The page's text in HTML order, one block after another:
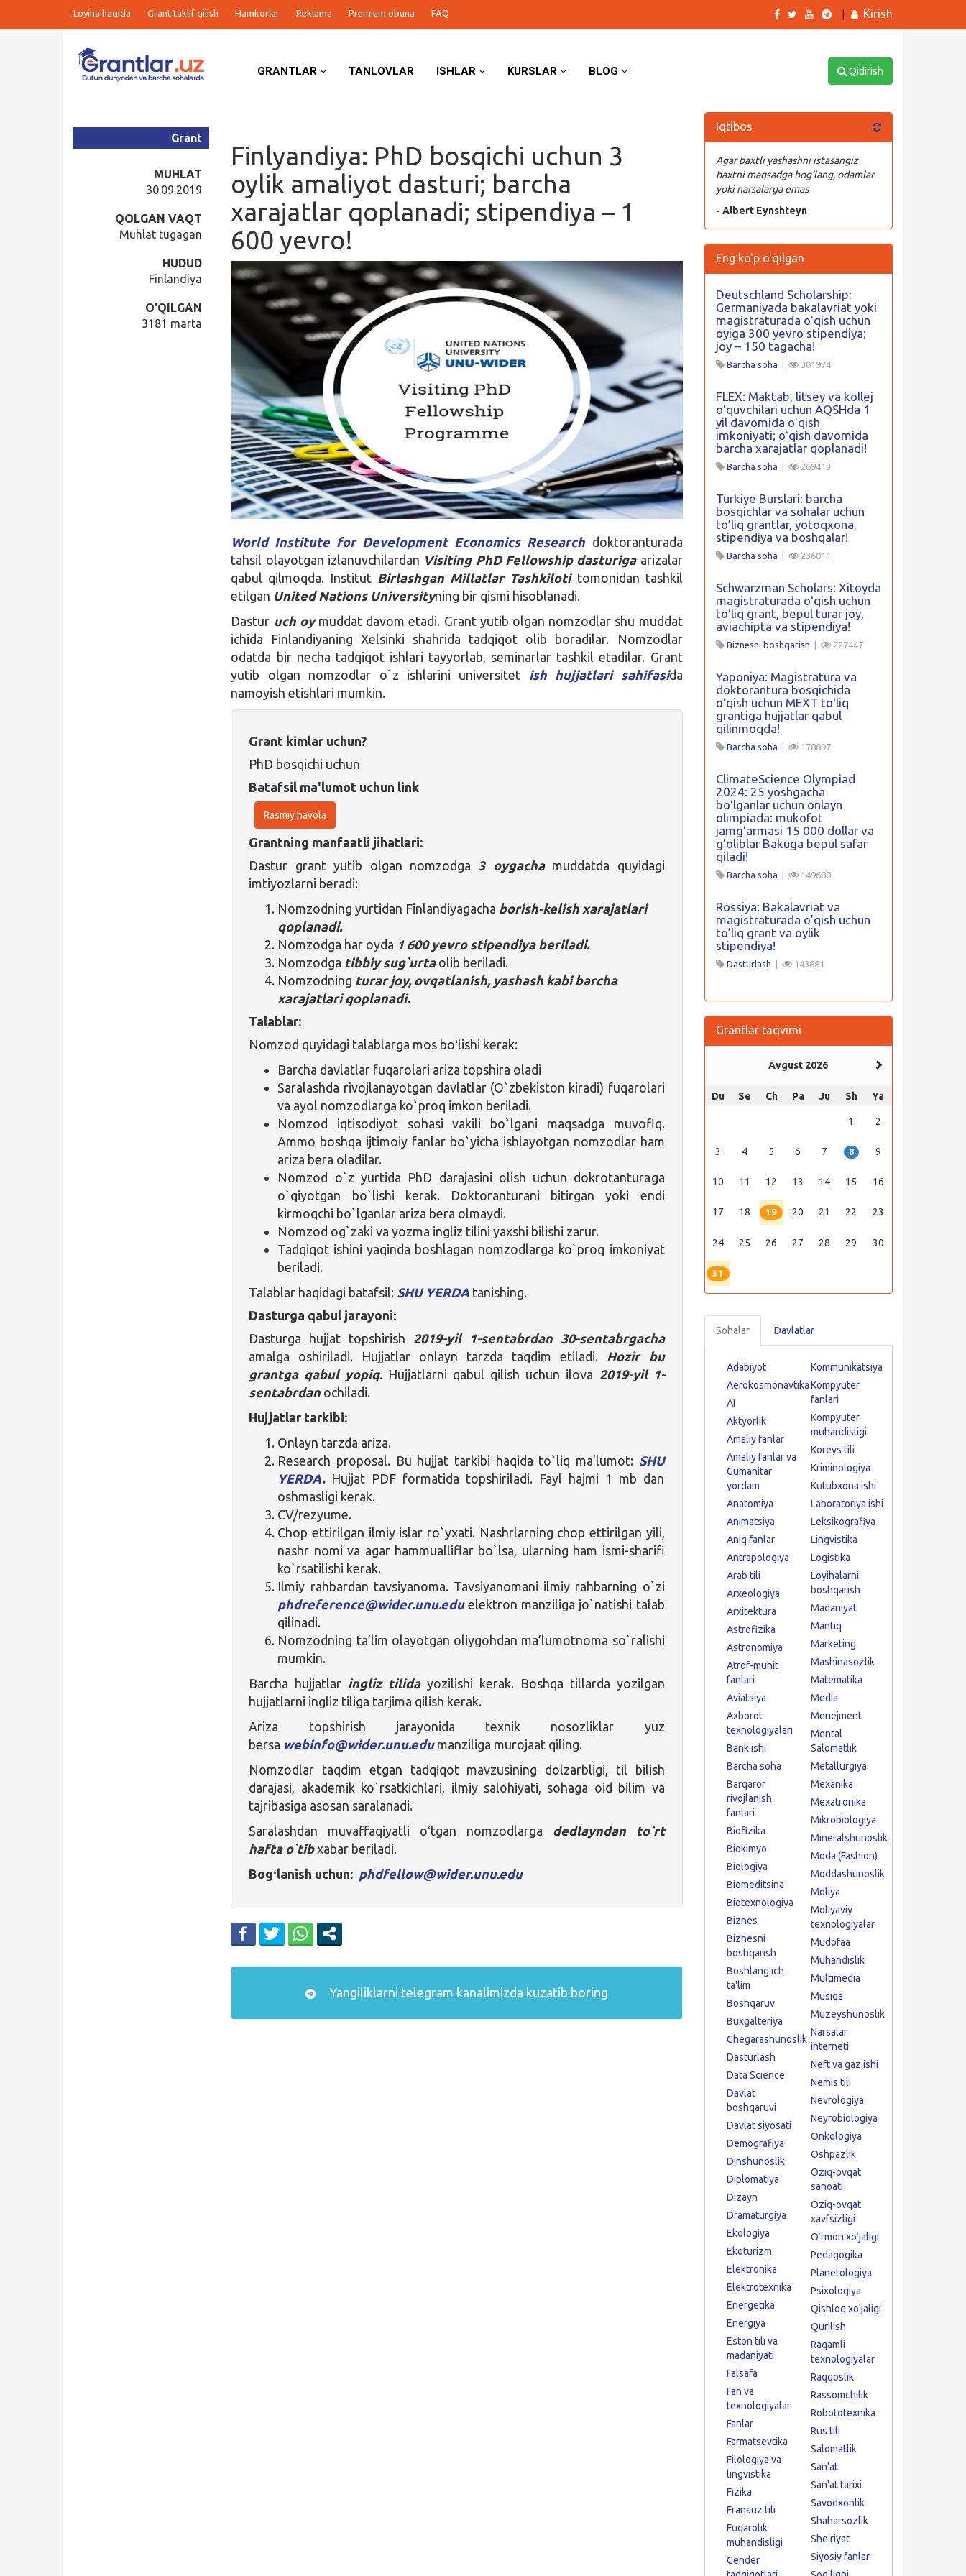
Loyiha haqida Grant taklif qilish Hamkorlar Reklama Premium obuna FAQ Kirish
GRANTLAR TANLOVLAR ISHLAR KURSLAR BLOG Qidirish
Finlyandiya: PhD bosqichi uchun 3
oylik amaliyot dasturi; barcha
xarajatlar qoplanadi; stipendiya – 1
600 yevro!
Grant
MUHLAT
30.09.2019
QOLGAN VAQT
Muhlat tugagan
HUDUD
Finlandiya
O'QILGAN
3181 marta
World Institute for Development Economics Research doktoranturada
tahsil olayotgan izlanuvchilardan Visiting PhD Fellowship dasturigaarizalar
qabul qilmoqda. Institut Birlashgan Millatlar Tashkilotitomonidan tashkil
etilgan United Nations Universityning bir qismi hisoblanadi.
Dastur uch oy muddat davom etadi. Grant yutib olgan nomzodlar shu muddat
ichida Finlandiyaning Xelsinki shahrida tadqiqot olib boradilar. Nomzodlar
odatda bir necha tadqiqot ishlari tayyorlab, seminarlar tashkil etadilar. Grant
yutib olgan nomzodlar o`z ishlarini universitet
ish hujjatlari sahifasida
namoyish etishlari mumkin.
Grant kimlar uchun?
PhD bosqichi uchun
Batafsil ma'lumot uchun link
Rasmiy havola
Grantning manfaatli jihatlari:
Dastur grant yutib olgan nomzodga 3 oygacha muddatda quyidagi
imtiyozlarni beradi:
Nomzodning yurtidan Finlandiyagacha borish-kelish xarajatlari
qoplanadi.
Nomzodga har oyda 1 600 yevro stipendiya beriladi.
Nomzodga tibbiy sug`urtaolib beriladi.
Nomzodning turar joy, ovqatlanish, yashash kabi barcha
xarajatlari qoplanadi.
Talablar:
Nomzod quyidagi talablarga mos boʻlishi kerak:
Barcha davlatlar fuqarolari ariza topshira oladi
Saralashda rivojlanayotgan davlatlar (O`zbekiston kiradi) fuqarolari
va ayol nomzodlarga ko`proq imkon beriladi.
Nomzod iqtisodiyot sohasi vakili bo`lgani maqsadga muvofiq.
Ammo boshqa ijtimoiy fanlar bo`yicha ishlayotgan nomzodlar ham
ariza bera oladilar.
Nomzod o`z yurtida PhD darajasini olish uchun dokrotanturaga
o`qiyotgan bo`lishi kerak. Doktoranturani bitirgan yoki endi
kirmoqchi bo`lganlar ariza bera olmaydi.
Nomzod og`zaki va yozma ingliz tilini yaxshi bilishi zarur.
Tadqiqot ishini yaqinda boshlagan nomzodlarga ko`proq imkoniyat
beriladi.
Talablar haqidagi batafsil: SHU YERDA tanishing.
Dasturga qabul jarayoni:
Dasturga hujjat topshirish 2019-yil 1-sentabrdan 30-sentabrgacha
amalga oshiriladi. Hujjatlar onlayn tarzda taqdim etiladi. Hozir bu
grantga qabul yopiq. Hujjatlarni qabul qilish uchun ilova 2019-yil 1-
sentabrdan ochiladi.
Hujjatlar tarkibi:
Onlayn tarzda ariza.
Research proposal. Bu hujjat tarkibi haqida to`liq ma’lumot: SHU
YERDA.Hujjat PDF formatida topshiriladi. Fayl hajmi 1 mb dan
oshmasligi kerak.
CV/rezyume.
Chop ettirilgan ilmiy islar ro`yxati. Nashrlarning chop ettirilgan yili,
nashr nomi va agar hammualliflar bo`lsa, ularning ham ismi-sharifi
ko`rsatilishi kerak.
Ilmiy rahbardan tavsiyanoma. Tavsiyanomani ilmiy rahbarning o`zi
phdreference@wider.unu.eduelektron manziliga jo`natishi talab
qilinadi.
Nomzodning ta’lim olayotgan oliygohdan ma’lumotnoma so`ralishi
mumkin.
Barcha hujjatlar ingliz tilidayozilishi kerak. Boshqa tillarda yozilgan
hujjatlarni ingliz tiliga tarjima qilish kerak.
Ariza topshirish jarayonida texnik nosozliklar yuz
bersa webinfo@wider.unu.edumanziliga murojaat qiling.
Nomzodlar taqdim etgan tadqiqot mavzusining dolzarbligi, til bilish
darajasi, akademik ko`rsatkichlari, ilmiy salohiyati, sohaga oid bilim va
tajribasiga asosan saralanadi.
Saralashdan muvaffaqiyatli oʻtgan nomzodlarga
dedlayndan to`rt
hafta o`tib xabar beriladi.
Bogʻlanish uchun: phdfellow@wider.unu.edu
Yangiliklarni telegram kanalimizda kuzatib boring
Iqtibos
Agar baxtli yashashni istasangiz
baxtni maqsadga bog’lang, odamlar
yoki narsalarga emas
- Albert Eynshteyn
Eng ko'p o'qilgan
Deutschland Scholarship:
Germaniyada bakalavriat yoki
magistraturada oʻqish uchun
oyiga 300 yevro stipendiya;
joy – 150 tagacha!
Barcha soha 301974
FLEX: Maktab, litsey va kollej
oʻquvchilari uchun AQSHda 1
yil davomida oʻqish
imkoniyati; oʻqish davomida
barcha xarajatlar qoplanadi!
Barcha soha 269413
Turkiye Burslari: barcha
bosqichlar va sohalar uchun
to’liq grantlar, yotoqxona,
stipendiya va boshqalar!
Barcha soha 236011
Schwarzman Scholars: Xitoyda
magistraturada oʻqish uchun
toʻliq grant, bepul turar joy,
aviachipta va stipendiya!
Biznesni boshqarish 227447
Yaponiya: Magistratura va
doktorantura bosqichida
oʻqish uchun MEXT toʻliq
grantiga hujjatlar qabul
qilinmoqda!
Barcha soha 178897
ClimateScience Olympiad
2024: 25 yoshgacha
boʻlganlar uchun onlayn
olimpiada: mukofot
jamgʻarmasi 15 000 dollar va
gʻoliblar Bakuga bepul safar
qiladi!
Barcha soha 149680
Rossiya: Bakalavriat va
magistraturada o’qish uchun
to’liq grant va oylik
stipendiya!
Dasturlash 143881
Grantlar taqvimi
Avgust 2026
Du Se Ch Pa Ju Sh Ya
1 2
3 4 5 6 7 8 9
10 11 12 13 14 15 16
17 18 19 20 21 22 23
24 25 26 27 28 29 30
31
Sohalar Davlatlar
Adabiyot
Aerokosmonavtika
AI
Aktyorlik
Amaliy fanlar
Amaliy fanlar va
Gumanitar
yordam
Anatomiya
Animatsiya
Aniq fanlar
Antrapologiya
Arab tili
Arxeologiya
Arxitektura
Astrofizika
Astronomiya
Atrof-muhit
fanlari
Aviatsiya
Axborot
texnologiyalari
Bank ishi
Barcha soha
Barqaror
rivojlanish
fanlari
Biofizika
Biokimyo
Biologiya
Biomeditsina
Biotexnologiya
Biznes
Biznesni
boshqarish
Boshlang'ich
ta'lim
Boshqaruv
Buxgalteriya
Chegarashunoslik
Dasturlash
Data Science
Davlat
boshqaruvi
Davlat siyosati
Demografiya
Dinshunoslik
Diplomatiya
Dizayn
Dramaturgiya
Ekologiya
Ekoturizm
Elektronika
Elektrotexnika
Energetika
Energiya
Eston tili va
madaniyati
Falsafa
Fan va
texnologiyalar
Fanlar
Farmatsevtika
Filologiya va
lingvistika
Fizika
Fransuz tili
Fuqarolik
muhandisligi
Gender
Kommunikatsiya
Kompyuter
fanlari
Kompyuter
muhandisligi
Koreys tili
Kriminologiya
Kutubxona ishi
Laboratoriya ishi
Leksikografiya
Lingvistika
Logistika
Loyihalarni
boshqarish
Madaniyat
Mantiq
Marketing
Mashinasozlik
Matematika
Media
Menejment
Mental
Salomatlik
Metallurgiya
Mexanika
Mexatronika
Mikrobiologiya
Mineralshunoslik
Moda (Fashion)
Moddashunoslik
Moliya
Moliyaviy
texnologiyalar
Mudofaa
Muhandislik
Multimedia
Musiqa
Muzeyshunoslik
Narsalar
interneti
Neft va gaz ishi
Nemis tili
Nevrologiya
Neyrobiologiya
Onkologiya
Oshpazlik
Oziq-ovqat
sanoati
Oziq-ovqat
xavfsizligi
Oʻrmon xoʻjaligi
Pedagogika
Planetologiya
Psixologiya
Qishloq xo'jaligi
Qurilish
Raqamli
texnologiyalar
Raqqoslik
Rassomchilik
Robototexnika
Rus tili
Salomatlik
San'at
San'at tarixi
Savodxonlik
Shaharsozlik
She'riyat
Siyosiy fanlar